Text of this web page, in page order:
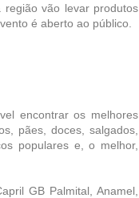
vão levar produtos
é aberto ao público.
encontrar os melhores
pães, doces, salgados,
populares e, o melhor,
GB Palmital, Anamel,